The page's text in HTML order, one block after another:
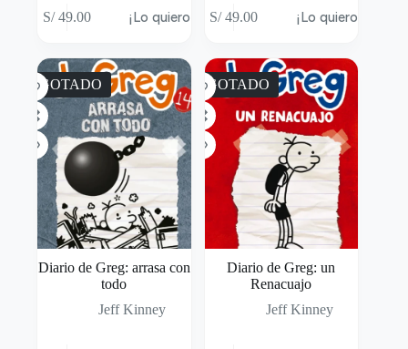
S/49.00 ¡Lo quiero! S/49.00 ¡Lo quiero!
AGOTADO
Diario de Greg: arrasa con
todo
Jeff Kinney
AGOTADO
Diario de Greg: un
Renacuajo
Jeff Kinney